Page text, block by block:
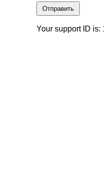
Отправить
Your support ID